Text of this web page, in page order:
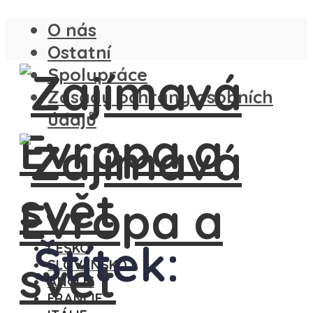
O nás
Ostatní
Spolupráce
Zásady ochrany osobních
údajů
ČESKO
SLOVENSKO
ANGLIE
FRANCIE
Štítek: